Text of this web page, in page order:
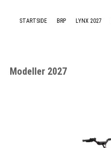
STARTSIDE BRP LYNX 2027
Modeller 2027